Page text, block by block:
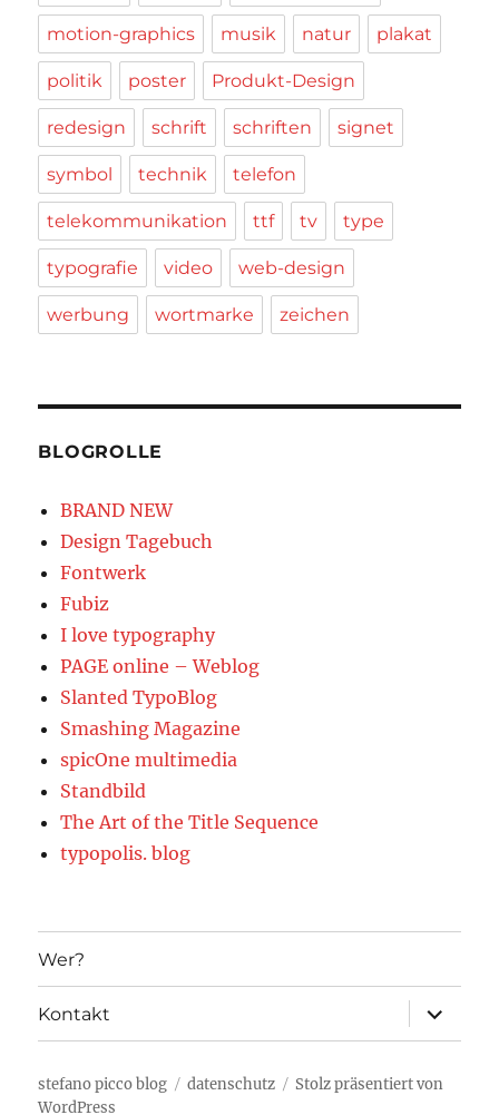
motion-graphics musik natur plakat
politik poster Produkt-Design
redesign schrift schriften signet
symbol technik telefon
telekommunikation ttf tv type
typografie video web-design
werbung wortmarke zeichen
BLOGROLLE
BRAND NEW
Design Tagebuch
Fontwerk
Fubiz
I love typography
PAGE online – Weblog
Slanted TypoBlog
Smashing Magazine
spicOne multimedia
Standbild
The Art of the Title Sequence
typopolis. blog
Wer?
Kontakt
öffnen
stefano picco blog datenschutz
Stolz präsentiert von
WordPress